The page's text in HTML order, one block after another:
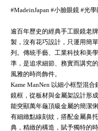
#MadeinJapan #小臉眼鏡 #光
逾百年歷史的經典手工眼鏡老
製，沒有花巧設計，只運用簡
列。 傳統手藝、工業科技和美
準，是追求細節、務實而講究
風雅的時尚飾件。
Kame ManNen 以細小框型混
鏡框，從板材與金屬架設計形
能突顯萬年龜頂級金屬的簡潔
有細緻點線刻紋，搭配金屬鼻
典，精緻的構造，賦予獨特的